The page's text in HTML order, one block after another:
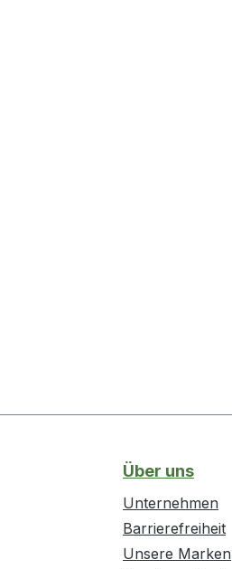
Über uns
Unternehmen
Barrierefreiheit
Unsere Marken